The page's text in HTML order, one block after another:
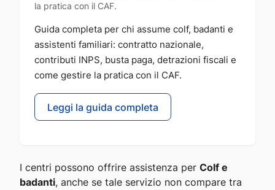
la pratica con il CAF.
Guida completa per chi assume colf, badanti e
assistenti familiari: contratto nazionale,
contributi INPS, busta paga, detrazioni fiscali e
come gestire la pratica con il CAF.
Leggi la guida completa
I centri possono offrire assistenza per Colf e
badanti, anche se tale servizio non compare tra